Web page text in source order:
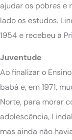
ajudar os pobres e
lado os estudos.
1954 e recebeu a
Juventude
Ao finalizar o
babá e, em 1971,
Norte, para morar
adolescência,
mas ainda não